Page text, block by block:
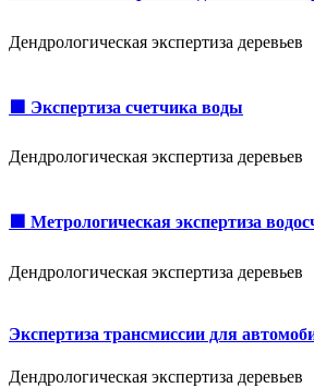
Дендрологическая экспертиза деревьев
🟩 Экспертиза счетчика воды
Дендрологическая экспертиза деревьев
🟩 Метрологическая экспертиза
Дендрологическая экспертиза деревьев
Экспертиза трансмиссии для
Дендрологическая экспертиза деревьев